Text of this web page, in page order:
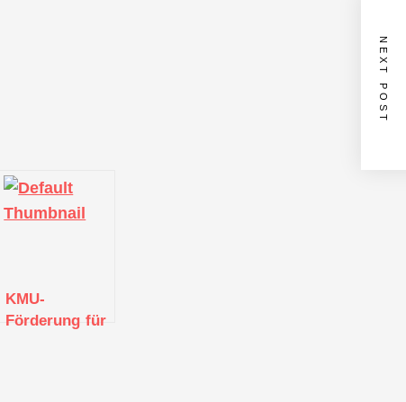
KMU-
Förderung für
NEXT POST